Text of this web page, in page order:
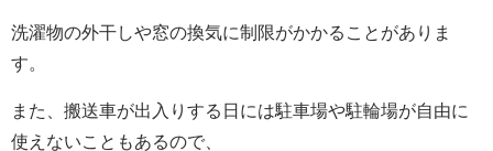
洗濯物の外干しや窓の換気に制限がかかることがありま
す。
また、搬送車が出入りする日には駐車場や駐輪場が自由に
使えないこともあるので、